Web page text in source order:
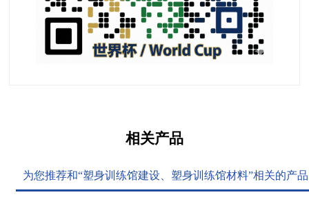
相关产品
为您推荐和“塑身训练馆建设、塑身训练馆材料”相关的产品